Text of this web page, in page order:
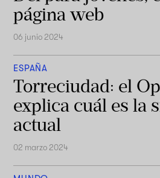
página web
06 junio 2024
ESPAÑA
Torreciudad: el
explica cuál es la
actual
02 marzo 2024